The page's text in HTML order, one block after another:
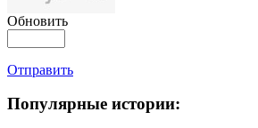
Обновить
Отправить
Популярные истории: